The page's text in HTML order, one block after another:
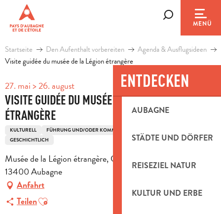
contenu
principal
MENÜ
ENTDECKEN
AUBAGNE
STÄDTE UND DÖRFER
REISEZIEL NATUR
KULTUR UND ERBE
Startseite Den Aufenthalt vorbereiten
Agenda & Ausflugsideen
Visite guidée du musée de la Légion étrangère
27. mai > 26. august
VISITE GUIDÉE DU MUSÉE DE LA LÉGION
ÉTRANGÈRE
KULTURELL
FÜHRUNG UND/ODER KOMMENTIERTE FÜHRUNG
GESCHICHTLICH
Musée de la Légion étrangère, Chemin de la Thuilière,
13400 Aubagne
Anfahrt
TeilenAjouter aux favoris